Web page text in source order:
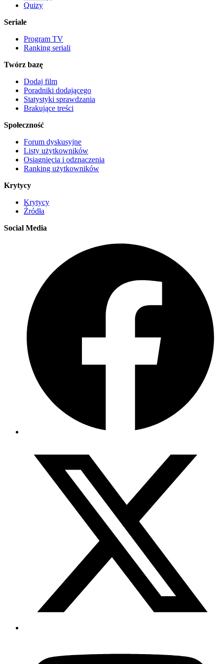
Quizy
Seriale
Program TV
Ranking seriali
Twórz bazę
Dodaj film
Poradniki dodającego
Statystyki sprawdzania
Brakujące treści
Społeczność
Forum dyskusyjne
Listy użytkowników
Osiągnięcia i odznaczenia
Ranking użytkowników
Krytycy
Krytycy
Źródła
Social Media